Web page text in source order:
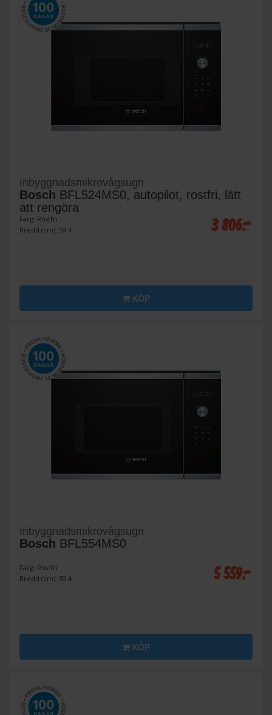
Inbyggnadsmikrovågsugn
Bosch BFL524MS0, autopilot, rostfri, lätt
att rengöra
Färg: Rostfri
Bredd (cm): 59.4
3 806:-
KÖP
Inbyggnadsmikrovågsugn
Bosch BFL554MS0
Färg: Rostfri
Bredd (cm): 59.4
5 559:-
KÖP